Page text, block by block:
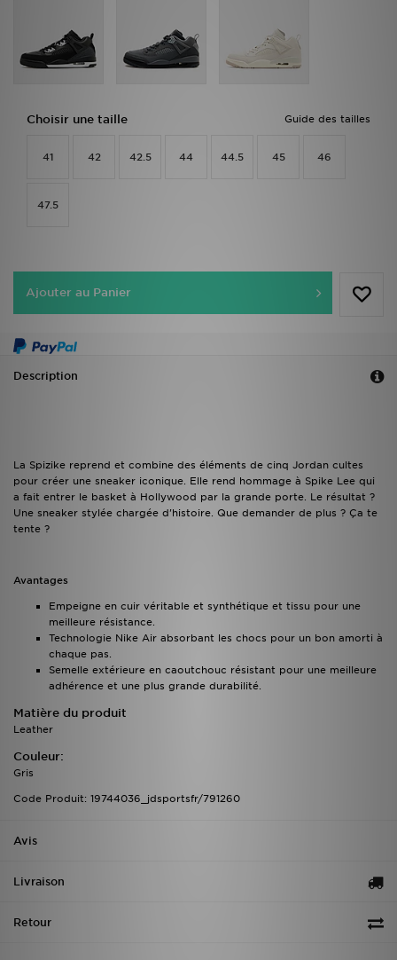
Guide des tailles
Choisir une taille
41 42 42.5 44 44.5 45 46
47.5
Ajouter au Panier
Description
La Spizike reprend et combine des éléments de cinq Jordan cultes
pour créer une sneaker iconique. Elle rend hommage à Spike Lee qui
a fait entrer le basket à Hollywood par la grande porte. Le résultat ?
Une sneaker stylée chargée d'histoire. Que demander de plus ? Ça te
tente ?
Avantages
Empeigne en cuir véritable et synthétique et tissu pour une
meilleure résistance.
Technologie Nike Air absorbant les chocs pour un bon amorti à
chaque pas.
Semelle extérieure en caoutchouc résistant pour une meilleure
adhérence et une plus grande durabilité.
Matière du produit
Leather
Couleur:
Gris
Code Produit: 19744036_jdsportsfr/791260
Avis
Livraison
Retour
Nos Magasins
Télécharge l'Appli